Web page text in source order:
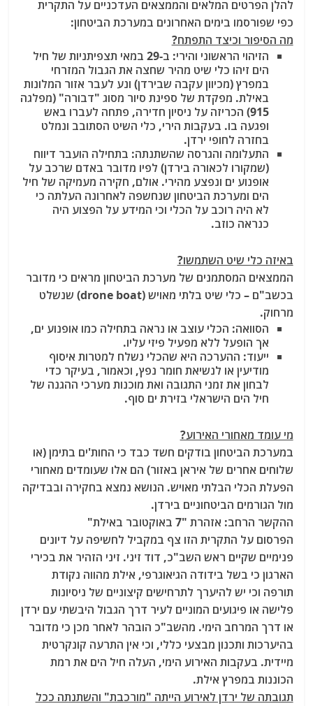
להלן הפרטים המלאים והממצאים העדכניים על התקרית
כפי שפורסמו בימים האחרונים במערכת הביטחון:
מה הסיפור וכיצד התפתח?
הזיהוי הראשוני והירי: ב-29 במאי תצפיתניות של חיל
הים זיהו כלי שיט מהיר שחצה את הגבול המזרחי
במפרץ (מכיוון עקבה שבירדן) ונע לעבר אזור המלונות
באילת. מפקדת של ספינת סיור מסוג "דבורה" (מפלגה
915) הכריזה על ניסיון חדירה, פתחה לעברו באש
ופגעה בו. בעקבות הירי, כלי השיט הסתובב ונמלט
בחזרה לחופי ירדן.
התעלומה והגרסה שהשתנתה: בתחילה הועבר דיווח
(שמקורו לכאורה בירדן) לפיו מדובר באדם שרכב על
אופנוע ים ונפצע מהירי. אולם, חקירה מעמיקה של חיל
הים ומערכת הביטחון שנחשפה לאחרונה העלתה כי
לא היה רוכב על הכלי וכי המידע על הפצוע היה
כנראה כוזב.
באיזה כלי שיט השתמשו?
הממצאים המסתמנים של מערכת הביטחון מראים כי מדובר
בכשב"ם – כלי שיט בלתי מאויש (drone boat) שנשלט
מרחוק.
הסוואה: הכלי עוצב או נראה בתחילה כמו אופנוע ים,
אך הופעל ללא מפעיל פיזי עליו.
ייעוד: ההערכה היא שהכלי נשלח למטרות איסוף
מודיעין או לנשיאת חומר נפץ, וכאמור, בעיקר כדי
לבחון את זמני התגובה ואת מוכנות מערכי ההגנה של
חיל הים הישראלי בזירת ים סוף.
מי עומד מאחורי האירוע?
במערכת הביטחון בודקים חשד כבד כי החות'ים בתימן (או
שלוחים אחרים של איראן באזור) הם אלו שעומדים מאחורי
הפעלת הכלי הבלתי מאויש. הנושא נמצא בחקירה ובבדיקה
מול הגורמים הביטחוניים בירדן.
ההקשר הרחב: אזהרת "7 באוקטובר באילת"
הפרסום על התקרית הזו צף במקביל לחשיפה על דיונים
פנימיים שקיים ראש השב"כ, דוד זיני. זיני הזהיר את בכירי
הארגון כי בשל בידודה הגיאוגרפי, אילת מהווה נקודת
תורפה וכי יש להיערך לתרחישים קיצוניים של ניסיונות
פלישה או פיגועים המוניים לעיר דרך הגבול היבשתי עם ירדן
או דרך המרחב הימי. מהשב"כ הובהר לאחר מכן כי מדובר
בהיערכות ותכנון מבצעי כללי, וכי אין התרעה קונקרטית
מיידית. בעקבות האירוע הימי, העלה חיל הים את רמת
הכוננות במפרץ אילת.
תגובתה של ירדן לאירוע הייתה "מורכבת" והשתנתה ככל